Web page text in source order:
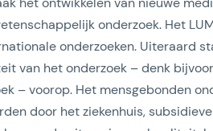
onderzoek. Het
onderzoeken. Uiteraard
van het onderzoek – denk
– voorop. Het mensgebonden
door het ziekenhuis,